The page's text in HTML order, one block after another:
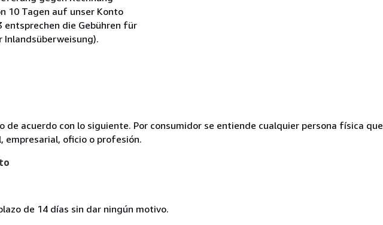
10 Tagen auf unser Konto
die Gebühren für
Inlandsüberweisung).
de acuerdo con lo siguiente. Por consumidor se entiende cualquier persona física que
empresarial, oficio o profesión.
de 14 días sin dar ningún motivo.